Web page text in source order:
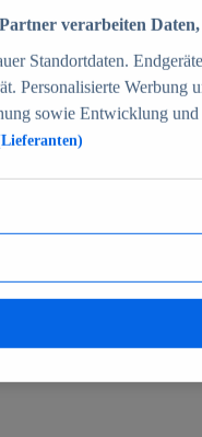
70+
verarbeiten
Standortdaten.
Personalisierte Werbung
sowie Entwicklung